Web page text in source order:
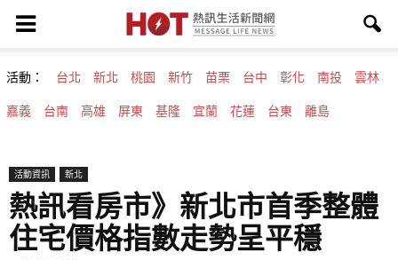
活動： 台北 新北 桃園 新竹 苗栗 台中 彰化 南投 雲林
嘉義 台南 高雄 屏東 基隆 宜蘭 花蓮 台東 離島
活動資訊 新北
熱訊看房市》新北市首季整體
住宅價格指數走勢呈平穩